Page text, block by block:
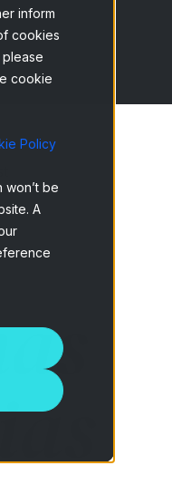
inform
cookies
cookie
Policy
be
A